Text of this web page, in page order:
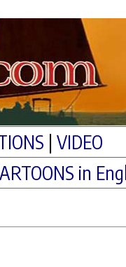
| VIDEO
in